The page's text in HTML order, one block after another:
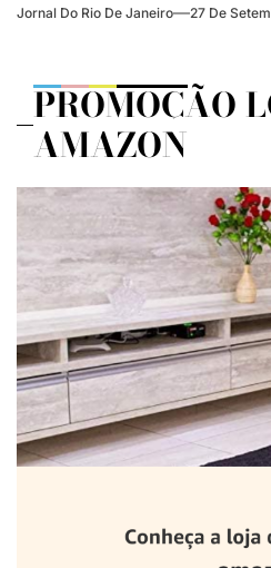
Jornal Do Rio De Janeiro 27 De
PROMOÇÃO
AMAZON